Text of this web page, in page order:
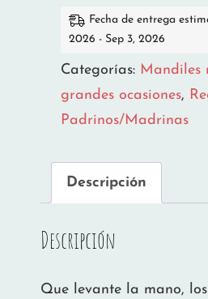
cantidad
Fecha de entrega
2026 - Sep 3, 2026
Categorías: Mandiles
grandes ocasiones,
Padrinos/Madrinas
Descripción
Descripción
Que levante la mano,